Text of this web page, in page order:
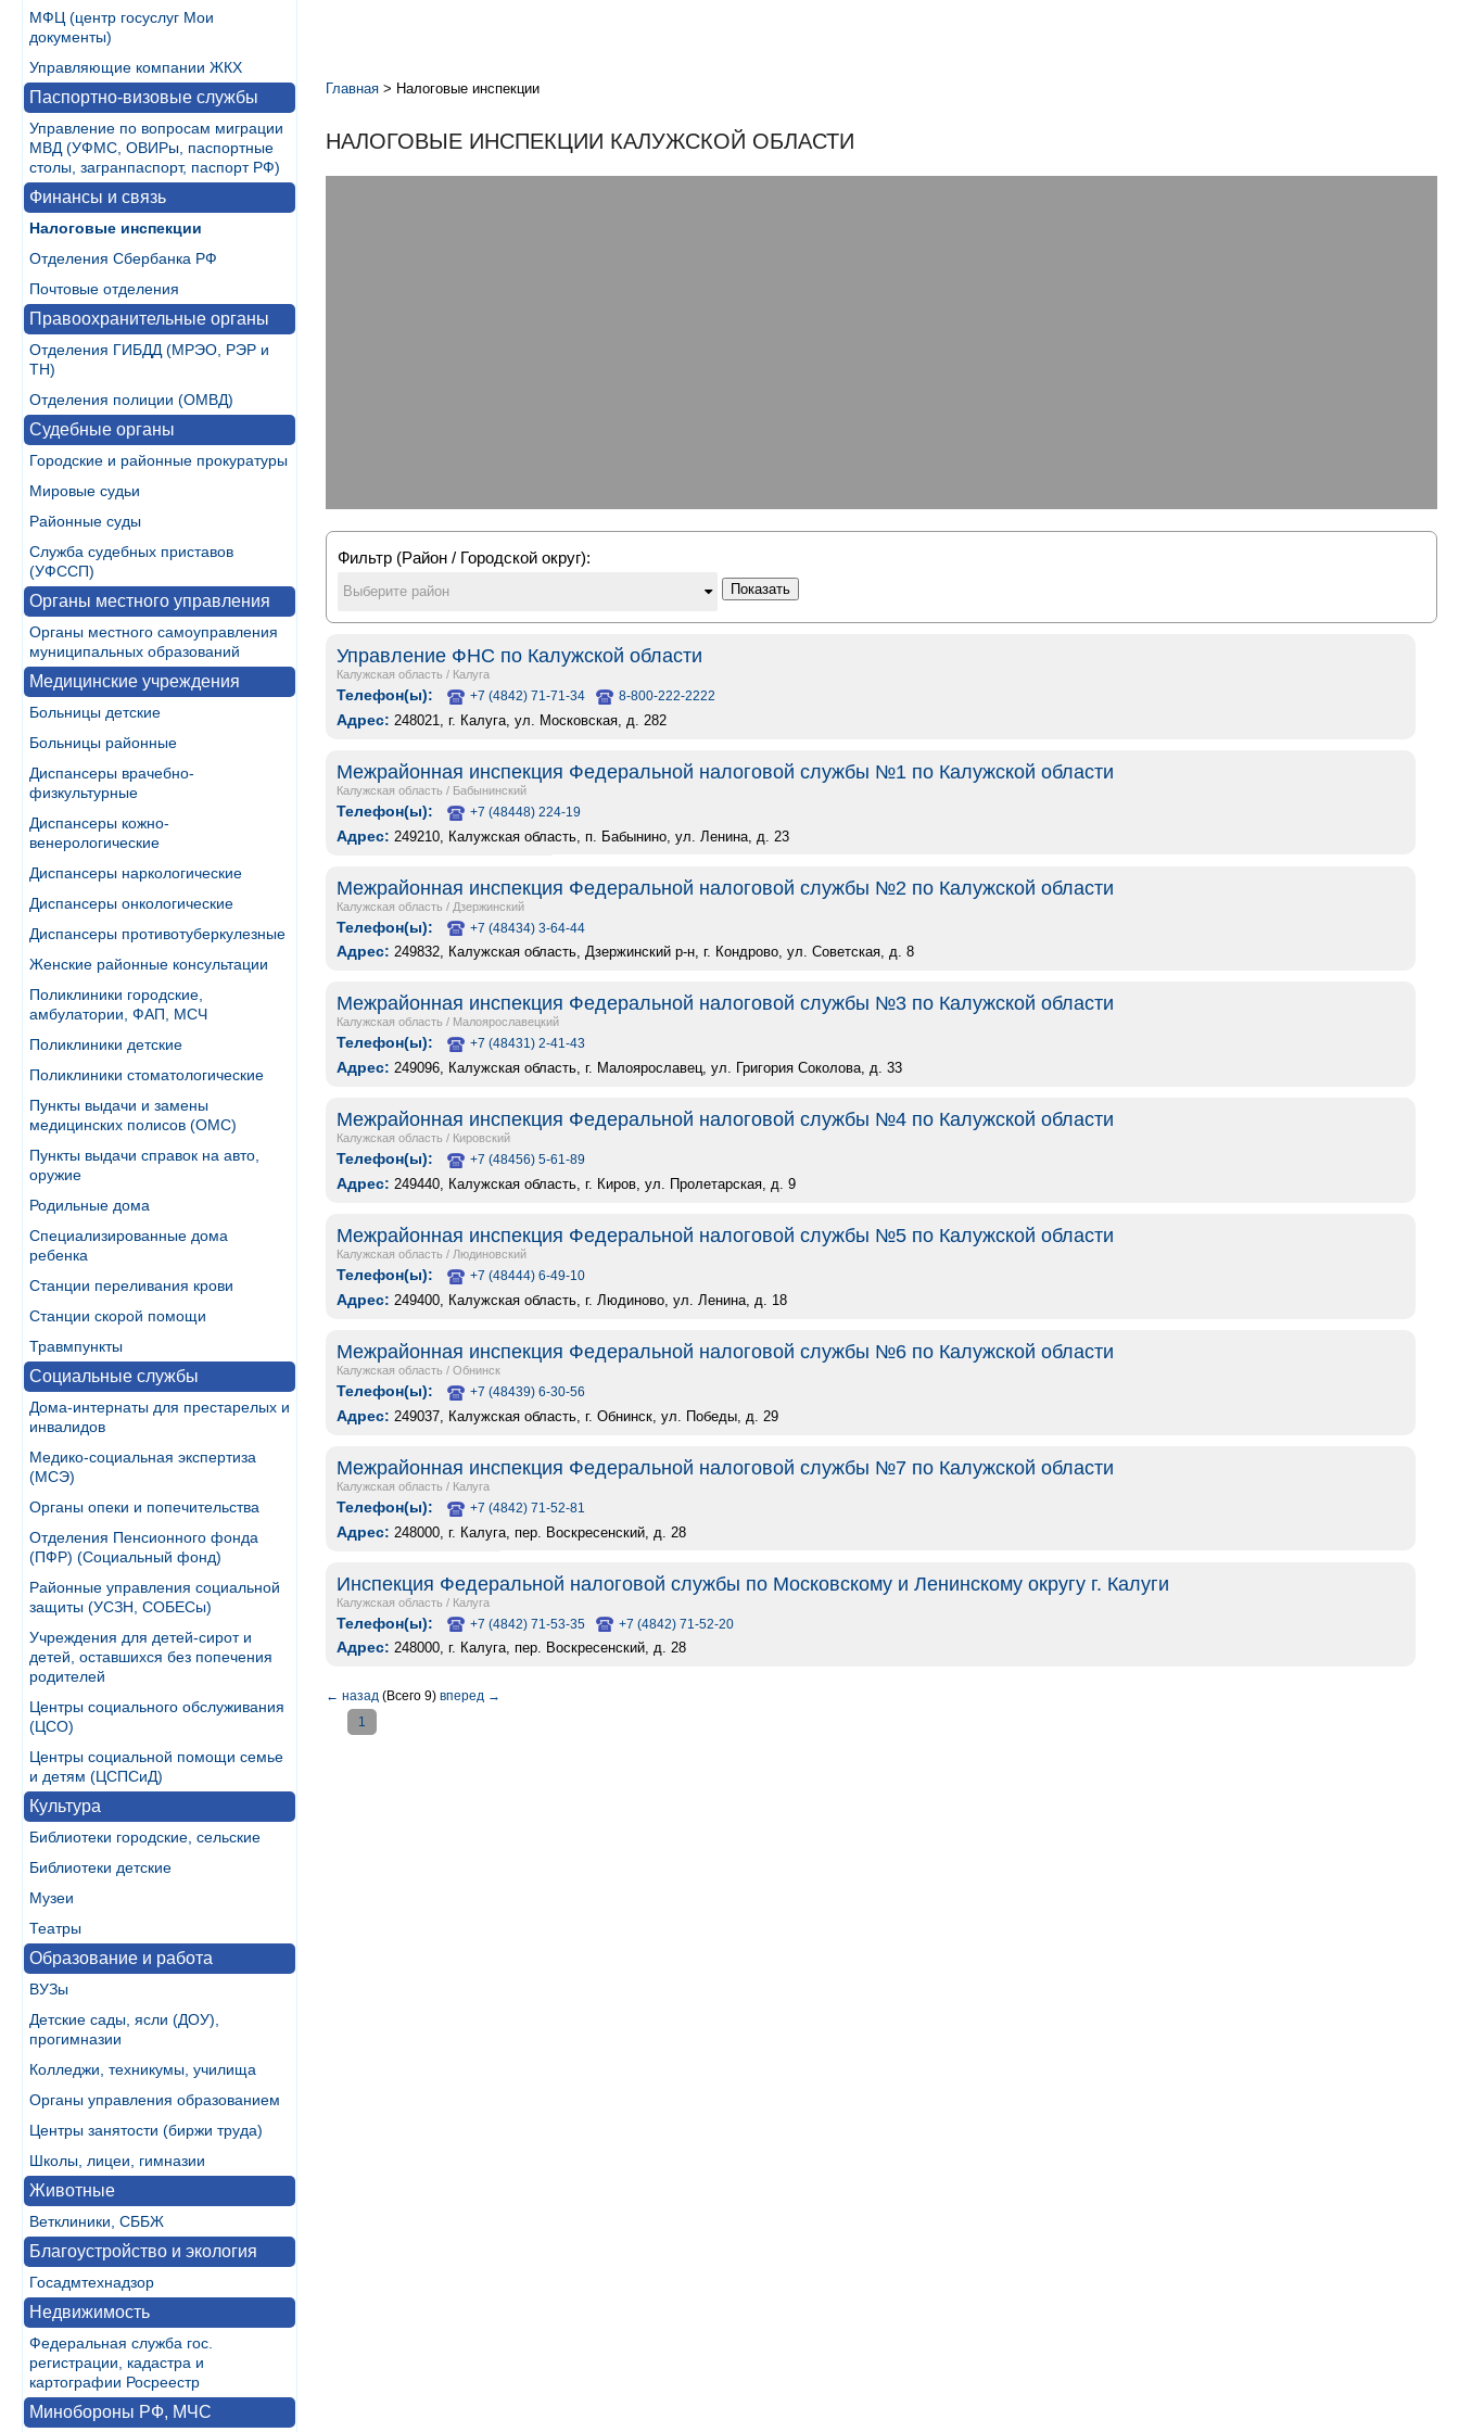
МФЦ (центр госуслуг Мои
документы)
Управляющие компании ЖКХ
Паспортно-визовые службы
Управление по вопросам миграции
МВД (УФМС, ОВИРы, паспортные
столы, загранпаспорт, паспорт РФ)
Финансы и связь
Налоговые инспекции
Отделения Сбербанка РФ
Почтовые отделения
Правоохранительные органы
Отделения ГИБДД (МРЭО, РЭР и
ТН)
Отделения полиции (ОМВД)
Судебные органы
Городские и районные прокуратуры
Мировые судьи
Районные суды
Служба судебных приставов
(УФССП)
Органы местного управления
Органы местного самоуправления
муниципальных образований
Медицинские учреждения
Больницы детские
Больницы районные
Диспансеры врачебно-
физкультурные
Диспансеры кожно-
венерологические
Диспансеры наркологические
Диспансеры онкологические
Диспансеры противотуберкулезные
Женские районные консультации
Поликлиники городские,
амбулатории, ФАП, МСЧ
Поликлиники детские
Поликлиники стоматологические
Пункты выдачи и замены
медицинских полисов (ОМС)
Пункты выдачи справок на авто,
оружие
Родильные дома
Специализированные дома
ребенка
Станции переливания крови
Станции скорой помощи
Травмпункты
Социальные службы
Дома-интернаты для престарелых и
инвалидов
Медико-социальная экспертиза
(МСЭ)
Органы опеки и попечительства
Отделения Пенсионного фонда
(ПФР) (Социальный фонд)
Районные управления социальной
защиты (УСЗН, СОБЕСы)
Учреждения для детей-сирот и
детей, оставшихся без попечения
родителей
Центры социального обслуживания
(ЦСО)
Центры социальной помощи семье
и детям (ЦСПСиД)
Культура
Библиотеки городские, сельские
Библиотеки детские
Музеи
Театры
Образование и работа
ВУЗы
Детские сады, ясли (ДОУ),
прогимназии
Колледжи, техникумы, училища
Органы управления образованием
Центры занятости (биржи труда)
Школы, лицеи, гимназии
Животные
Ветклиники, СББЖ
Благоустройство и экология
Госадмтехнадзор
Недвижимость
Федеральная служба гос.
регистрации, кадастра и
картографии Росреестр
Минобороны РФ, МЧС
Главная > Налоговые инспекции
НАЛОГОВЫЕ ИНСПЕКЦИИ КАЛУЖСКОЙ ОБЛАСТИ
Фильтр (Район / Городской округ):
Выберите район Показать
Управление ФНС по Калужской области
Калужская область / Калуга
Телефон(ы): +7 (4842) 71-71-34 8-800-222-2222
Адрес: 248021, г. Калуга, ул. Московская, д. 282
Межрайонная инспекция Федеральной налоговой службы №1 по Калужской области
Калужская область / Бабынинский
Телефон(ы): +7 (48448) 224-19
Адрес: 249210, Калужская область, п. Бабынино, ул. Ленина, д. 23
Межрайонная инспекция Федеральной налоговой службы №2 по Калужской области
Калужская область / Дзержинский
Телефон(ы): +7 (48434) 3-64-44
Адрес: 249832, Калужская область, Дзержинский р-н, г. Кондрово, ул. Советская, д. 8
Межрайонная инспекция Федеральной налоговой службы №3 по Калужской области
Калужская область / Малоярославецкий
Телефон(ы): +7 (48431) 2-41-43
Адрес: 249096, Калужская область, г. Малоярославец, ул. Григория Соколова, д. 33
Межрайонная инспекция Федеральной налоговой службы №4 по Калужской области
Калужская область / Кировский
Телефон(ы): +7 (48456) 5-61-89
Адрес: 249440, Калужская область, г. Киров, ул. Пролетарская, д. 9
Межрайонная инспекция Федеральной налоговой службы №5 по Калужской области
Калужская область / Людиновский
Телефон(ы): +7 (48444) 6-49-10
Адрес: 249400, Калужская область, г. Людиново, ул. Ленина, д. 18
Межрайонная инспекция Федеральной налоговой службы №6 по Калужской области
Калужская область / Обнинск
Телефон(ы): +7 (48439) 6-30-56
Адрес: 249037, Калужская область, г. Обнинск, ул. Победы, д. 29
Межрайонная инспекция Федеральной налоговой службы №7 по Калужской области
Калужская область / Калуга
Телефон(ы): +7 (4842) 71-52-81
Адрес: 248000, г. Калуга, пер. Воскресенский, д. 28
Инспекция Федеральной налоговой службы по Московскому и Ленинскому округу г. Калуги
Калужская область / Калуга
Телефон(ы): +7 (4842) 71-53-35 +7 (4842) 71-52-20
Адрес: 248000, г. Калуга, пер. Воскресенский, д. 28
← назад (Всего 9) вперед →
1